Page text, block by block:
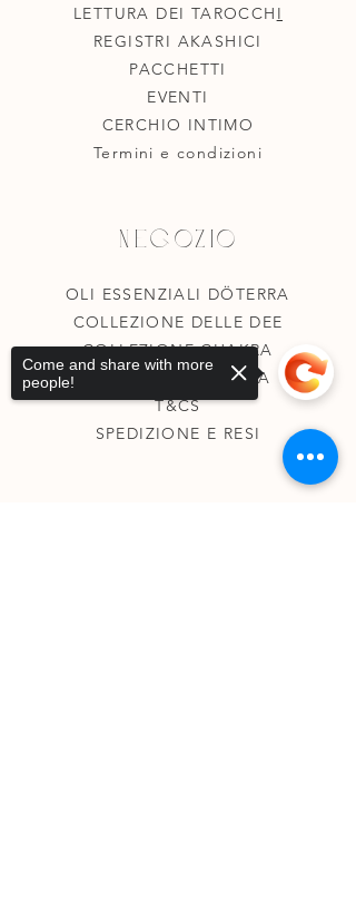
LETTURA DEI TAROCCH I
REGISTRI AKASHICI
PACCHETTI
EVENTI
CERCHIO INTIMO
Termini e condizioni
Negozio
OLI ESSENZIALI DÖTERRA
COLLEZIONE DELLE DEE
COLLEZIONE CHAKRA
PACCHETTI DÖTERRA
T&CS
SPEDIZIONE E RESI
Come and share with more
people!